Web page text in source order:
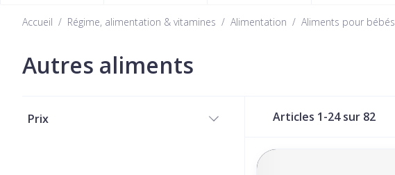
Accueil / Régime, alimentation & vitamines / Alimentation / Aliments pour bébés
Autres aliments
Prix
Articles 1-24sur 82